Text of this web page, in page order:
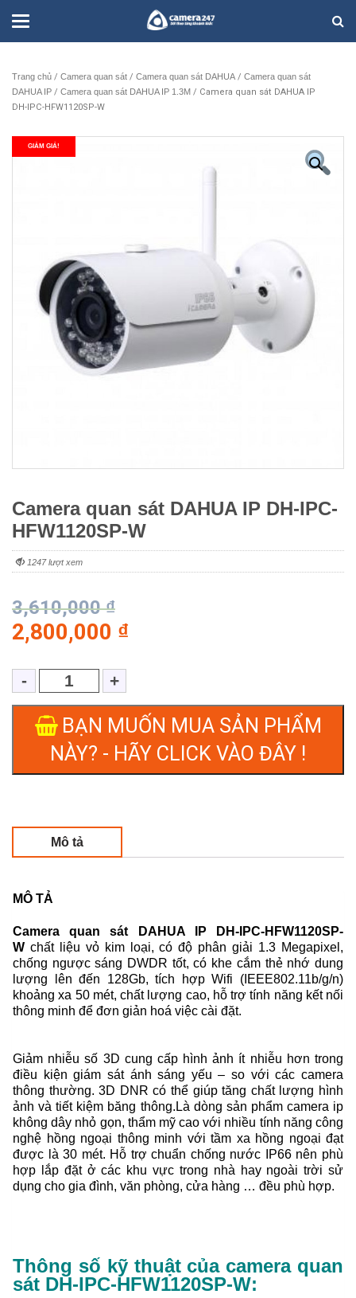
Trang chủ / Camera quan sát / Camera quan sát DAHUA / Camera quan sát
DAHUA IP / Camera quan sát DAHUA IP 1.3M / Camera quan sát DAHUA IP
DH-IPC-HFW1120SP-W
GIẢM GIÁ!
Camera quan sát DAHUA IP DH-IPC-
HFW1120SP-W
1247 lượt xem
3,610,000₫
2,800,000 ₫
BẠN MUỐN MUA SẢN PHẨM
NÀY? - HÃY CLICK VÀO ĐÂY !
Mô tả
MÔ TẢ
Camera quan sát DAHUA IP DH-IPC-HFW1120SP-
W chất liệu vỏ kim loại, có độ phân giải 1.3 Megapixel,
chống ngược sáng DWDR tốt, có khe cắm thẻ nhớ dung
lượng lên đến 128Gb, tích hợp Wifi (IEEE802.11b/g/n)
khoảng xa 50 mét, chất lượng cao, hỗ trợ tính năng kết nối
thông minh để đơn giản hoá việc cài đặt.
Giảm nhiễu số 3D cung cấp hình ảnh ít nhiễu hơn trong
điều kiện giám sát ánh sáng yếu – so với các camera
thông thường. 3D DNR có thể giúp tăng chất lượng hình
ảnh và tiết kiệm băng thông.Là dòng sản phẩm camera ip
không dây nhỏ gọn, thẩm mỹ cao với nhiều tính năng công
nghệ hồng ngoại thông minh với tầm xa hồng ngoại đạt
được là 30 mét. Hỗ trợ chuẩn chống nước IP66 nên phù
hợp lắp đặt ở các khu vực trong nhà hay ngoài trời sử
dụng cho gia đình, văn phòng, cửa hàng … đều phù hợp.
Thông số kỹ thuật của camera quan
sát DH-IPC-HFW1120SP-W: